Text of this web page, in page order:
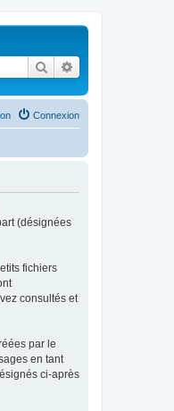
Rechercher
Connexion
(désignées
fichiers
consultés et
par le
en tant
ci-après